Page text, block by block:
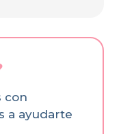
con
a ayudarte